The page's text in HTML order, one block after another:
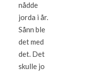
nådde
jorda i år.
Sånn ble
det med
det. Det
skulle jo